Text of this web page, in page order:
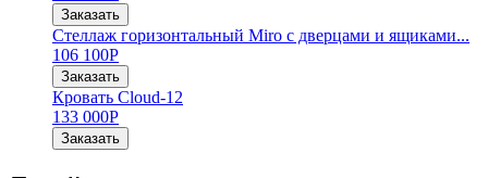
Заказать
Стеллаж горизонтальный Miro с дверцами и ящиками...
106 100Р
Заказать
Кровать Cloud-12
133 000Р
Заказать